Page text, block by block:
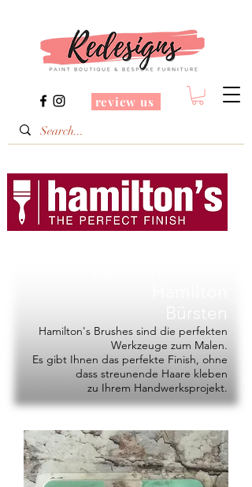
review us
Hamilton's Brushes sind die perfekten
Werkzeuge zum Malen.
Es gibt Ihnen das perfekte Finish, ohne
dass streunende Haare kleben
zu Ihrem Handwerksprojekt.